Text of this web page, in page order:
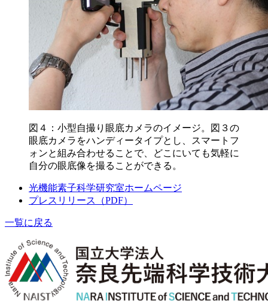
図４：小型自撮り眼底カメラのイメージ。図３の
眼底カメラをハンディータイプとし、スマートフ
ォンと組み合わせることで、どこにいても気軽に
自分の眼底像を撮ることができる。
光機能素子科学研究室ホームページ
プレスリリース（PDF）
一覧に戻る